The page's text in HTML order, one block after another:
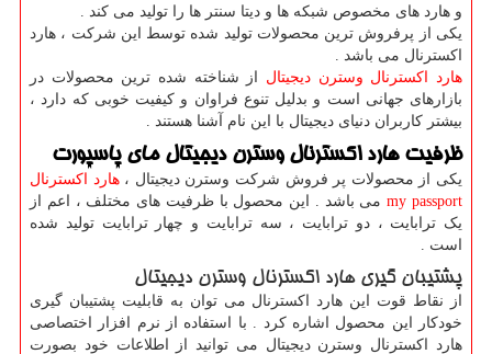
و هارد های مخصوص شبکه ها و دیتا سنتر ها را تولید می کند .
یکی از پرفروش ترین محصولات تولید شده توسط این شرکت ، هارد
اکسترنال می باشد .
هارد اکسترنال وسترن دیجیتال از شناخته شده ترین محصولات در
بازارهای جهانی است و بدلیل تنوع فراوان و کیفیت خوبی که دارد ،
بیشتر کاربران دنیای دیجیتال با این نام آشنا هستند .
ظرفیت هارد اکسترنال وسترن دیجیتال مای پاسپورت
یکی از محصولات پر فروش شرکت وسترن دیجیتال ،هارد اکسترنال
my passportمی باشد . این محصول با ظرفیت های مختلف ، اعم از
یک ترابایت ، دو ترابایت ، سه ترابایت و چهار ترابایت تولید شده
است .
پشتیبان گیری هارد اکسترنال وسترن دیجیتال
از نقاط قوت این هارد اکسترنال می توان به قابلیت پشتیبان گیری
خودکار این محصول اشاره کرد . با استفاده از نرم افزار اختصاصی
هارد اکسترنال وسترن دیجیتال می توانید از اطلاعات خود بصورت